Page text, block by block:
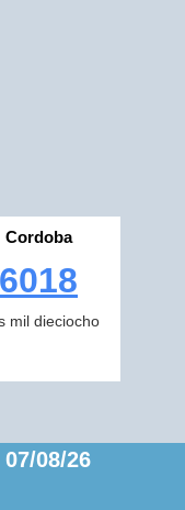
Cordoba
6018
mil dieciocho
08/26